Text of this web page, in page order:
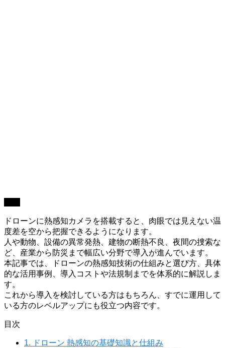
ドローンに熱感知カメラを搭載すると、肉眼では見えない温
度差を空から把握できるようになります。
人や動物、設備の異常発熱、建物の断熱不良、夜間の捜索な
ど、産業から防災まで幅広い分野で導入が進んでいます。
本記事では、ドローンの熱感知技術の仕組みと選び方、具体
的な活用事例、導入コストや法規制までを体系的に解説しま
す。
これから導入を検討している方はもちろん、すでに運用して
いる方のレベルアップにも役立つ内容です。
目次
1. ドローン 熱感知の基礎知識と仕組み